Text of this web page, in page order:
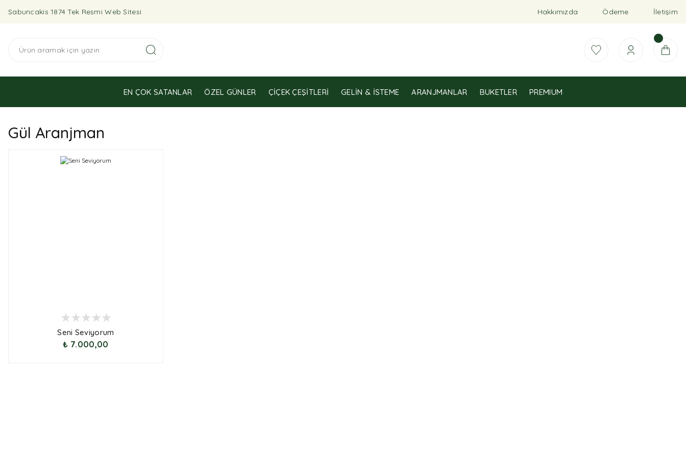
Sabuncakis 1874 Tek Resmi Web Sitesi Hakkımızda Ödeme İletişim
EN ÇOK SATANLAR ÖZEL GÜNLER ÇIÇEK ÇEŞITLERI GELIN & İSTEME ARANJMANLAR BUKETLER PREMIUM
Gül Aranjman
Seni Seviyorum
₺ 7.000,00